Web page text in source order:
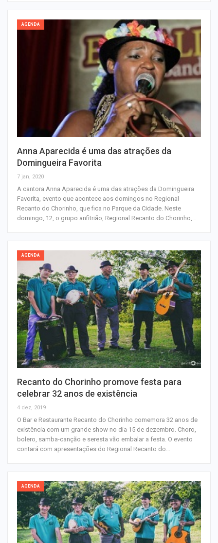
AGENDA
Anna Aparecida é uma das atrações da
Domingueira Favorita
7 jan, 2020
A cantora Anna Aparecida é uma das atrações da Domingueira
Favorita, evento que acontece aos domingos no Regional
Recanto do Chorinho, que fica no Parque da Cidade. Neste
domingo, 12, o grupo anfitrião, Regional Recanto do Chorinho,…
AGENDA
Recanto do Chorinho promove festa para
celebrar 32 anos de existência
4 dez, 2019
O Bar e Restaurante Recanto do Chorinho comemora 32 anos de
existência com um grande show no dia 15 de dezembro. Choro,
bolero, samba-canção e seresta vão embalar a festa. O evento
contará com apresentações do Regional Recanto do…
AGENDA